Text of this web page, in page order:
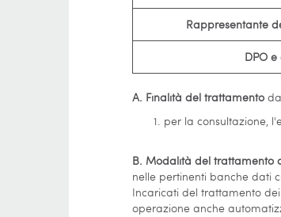
Rappresentante
DPO
A. Finalità del trattamento
per la consultazione,
B. Modalità del trattamento
nelle pertinenti banche dati
Incaricati del trattamento
operazione anche